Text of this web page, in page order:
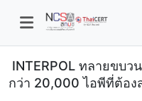
INTERPOL ทลายขบว
กว่า 20,000 ไอพีที่ต้อง